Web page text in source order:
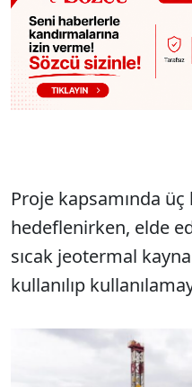
Proje kapsamında üç
hedeflenirken, elde
sıcak jeotermal
kullanılıp